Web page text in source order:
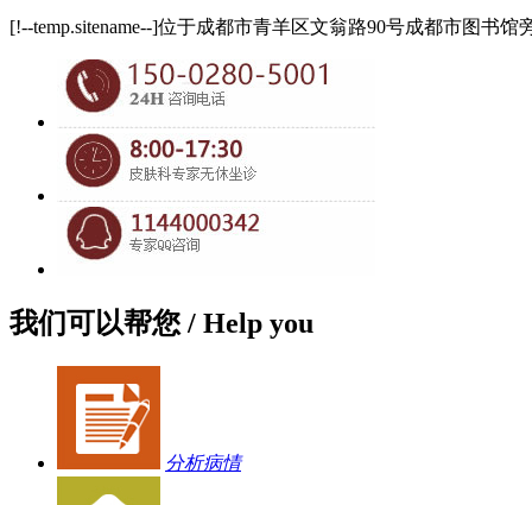
[!--temp.sitename--]位于成都市青羊区文翁路90号成都市图书
我们可以帮您 / Help you
分析病情